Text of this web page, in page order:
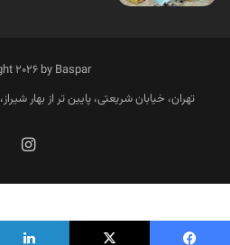
2026 by Baspar
تهران، خیابان شریعتی، پایین تر از بهار شیراز،
فارسی